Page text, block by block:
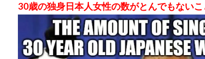
30歳の独身日本人女性の数がとんでもないこ